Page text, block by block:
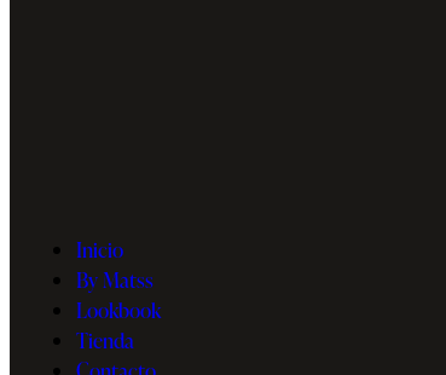
Inicio
By Matss
Lookbook
Tienda